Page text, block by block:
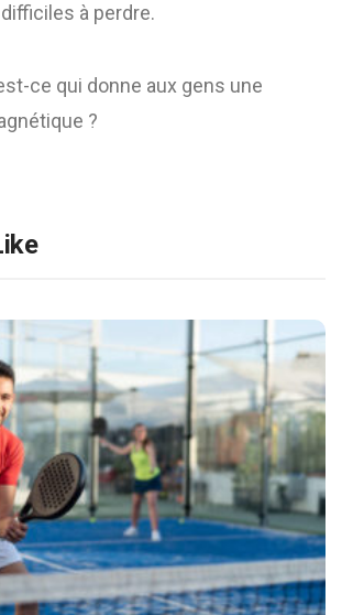
à perdre.
ce qui donne aux gens une
?